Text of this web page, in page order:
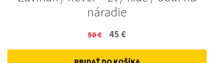
náradie
50€
Original
price
45 €
price